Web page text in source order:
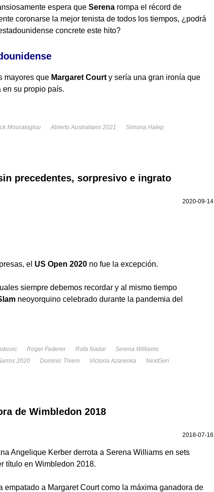
espera que Serena rompa el récord de
coronarse la mejor tenista de todos los tiempos, ¿podrá
concrete este hito?
mayores que Margaret Court y sería una gran ironía que
su propio país.
Mouratoglou Abierto Australiano 2021 Simona Halep
precedentes, sorpresivo e ingrato
2020-09-14
el US Open 2020 no fue la excepción.
siempre debemos recordar y al mismo tiempo
neoyorquino celebrado durante la pandemia del
Roger Federer Rafa Nadal
Serena Williams
2020
Dominic Thiem Victoria Azarenka NextGen
de Wimbledon 2018
2018-07-16
Angelique Kerber derrota a Serena Williams en sets
título en Wimbledon 2018.
empatado a Margaret Court como la máxima ganadora de